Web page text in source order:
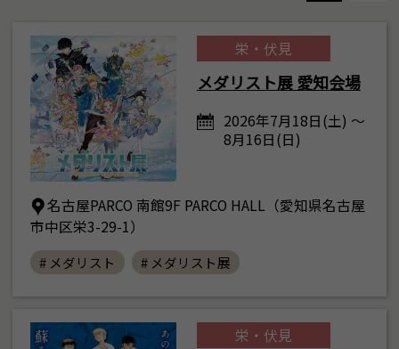
栄・伏見
メダリスト展 愛知会場
2026年7月18日(土) ～
8月16日(日)
名古屋PARCO 南館9F PARCO HALL（愛知県名古屋
市中区栄3-29-1）
# メダリスト # メダリスト展
栄・伏見